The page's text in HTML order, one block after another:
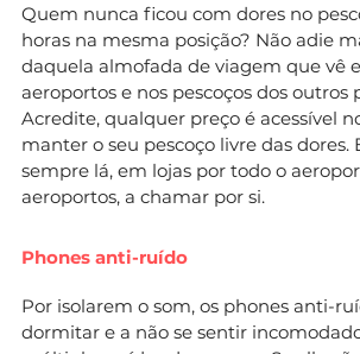
Quem nunca ficou com dores no
horas na mesma posição? Não adie
daquela almofada de viagem que vê
aeroportos e nos pescoços dos outros
Acredite, qualquer preço é acessível
manter o seu pescoço livre das dores.
sempre lá, em lojas por todo o
aeroportos, a chamar por si.
Phones anti-ruído
Por isolarem o som, os phones anti-
dormitar e a não se sentir